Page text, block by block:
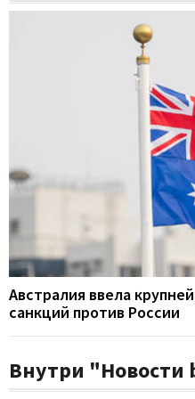
Австралия ввела
санкций против России
Внутри "Новости